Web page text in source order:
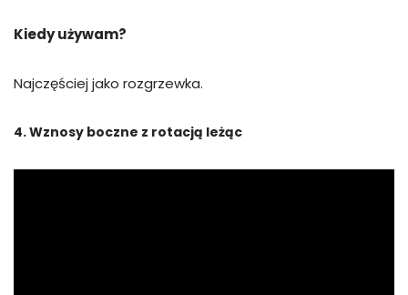
Kiedy używam?
Najczęściej jako rozgrzewka.
4. Wznosy boczne z rotacją leżąc